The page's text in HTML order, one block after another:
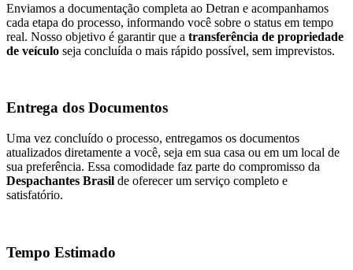
Enviamos a documentação completa ao Detran e acompanhamos
cada etapa do processo, informando você sobre o status em tempo
real. Nosso objetivo é garantir que a transferência de propriedade
de veículo seja concluída o mais rápido possível, sem imprevistos.
Entrega dos Documentos
Uma vez concluído o processo, entregamos os documentos
atualizados diretamente a você, seja em sua casa ou em um local de
sua preferência. Essa comodidade faz parte do compromisso da
Despachantes Brasil de oferecer um serviço completo e
satisfatório.
Tempo Estimado